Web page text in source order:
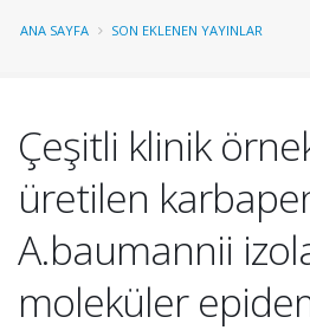
ANA SAYFA SON EKLENEN YAYINLAR
Çeşitli klinik
üretilen
A.baumannii
moleküler